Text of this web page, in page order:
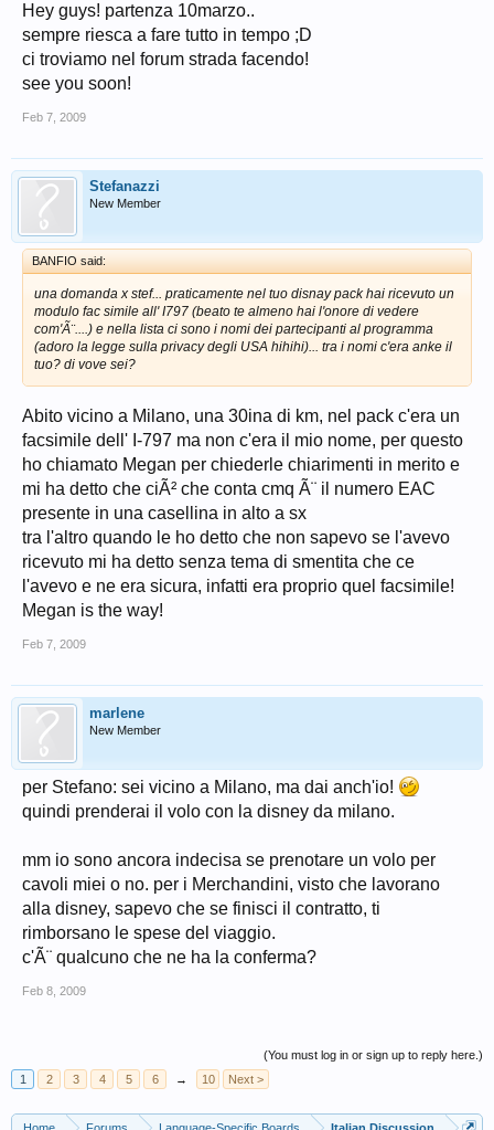
Hey guys! partenza 10marzo..
sempre riesca a fare tutto in tempo ;D
ci troviamo nel forum strada facendo!
see you soon!
Feb 7, 2009
Stefanazzi
New Member
BANFIO said:
una domanda x stef... praticamente nel tuo disnay pack hai ricevuto un
modulo fac simile all' I797 (beato te almeno hai l'onore di vedere
com'Ã¨....) e nella lista ci sono i nomi dei partecipanti al programma
(adoro la legge sulla privacy degli USA hihihi)... tra i nomi c'era anke il
tuo? di vove sei?
Abito vicino a Milano, una 30ina di km, nel pack c'era un
facsimile dell' I-797 ma non c'era il mio nome, per questo
ho chiamato Megan per chiederle chiarimenti in merito e
mi ha detto che ciÃ² che conta cmq Ã¨ il numero EAC
presente in una casellina in alto a sx
tra l'altro quando le ho detto che non sapevo se l'avevo
ricevuto mi ha detto senza tema di smentita che ce
l'avevo e ne era sicura, infatti era proprio quel facsimile!
Megan is the way!
Feb 7, 2009
marlene
New Member
per Stefano: sei vicino a Milano, ma dai anch'io!
quindi prenderai il volo con la disney da milano.
mm io sono ancora indecisa se prenotare un volo per
cavoli miei o no. per i Merchandini, visto che lavorano
alla disney, sapevo che se finisci il contratto, ti
rimborsano le spese del viaggio.
c'Ã¨ qualcuno che ne ha la conferma?
Feb 8, 2009
(You must log in or sign up to reply here.)
1
2 3 4 5 6 → 10 Next >